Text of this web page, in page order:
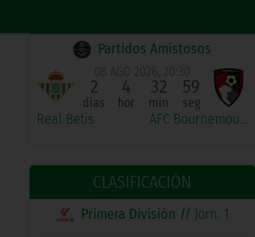
Partidos Amistosos
Real Betis
08 AGO 2026, 20:30
2
días
4
hor
32
min
58
seg
AFC Bournemouth
CLASIFICACIÓN
Primera División // Jorn. 1